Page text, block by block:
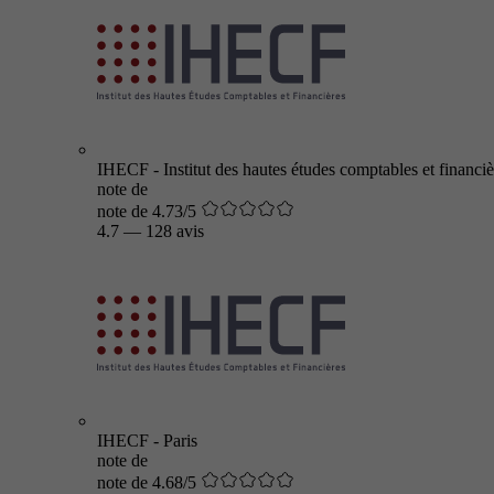
IHECF - Institut des hautes études comptables et
note de
note de 4.73/5
4.7 — 128 avis
IHECF - Paris
note de
note de 4.68/5